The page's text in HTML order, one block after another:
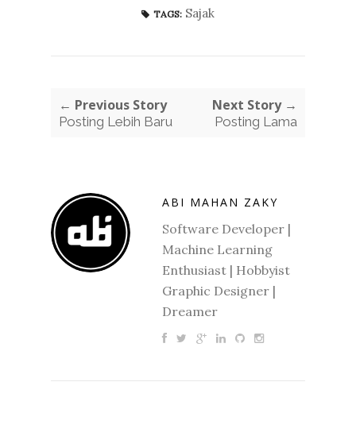
TAGS: Sajak
← Previous Story
Posting Lebih Baru
Next Story →
Posting Lama
ABI MAHAN ZAKY
Software Developer |
Machine Learning
Enthusiast | Hobbyist
Graphic Designer |
Dreamer